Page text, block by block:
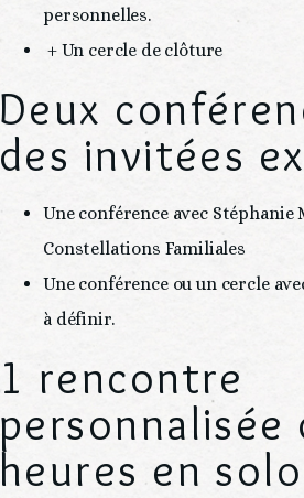
personnelles.
+ Un cercle de clôture
Deux
des invitées
Une conférence avec
Constellations Familiales
Une conférence ou un cercle
à définir.
1 rencontre
personnalisée
heures en